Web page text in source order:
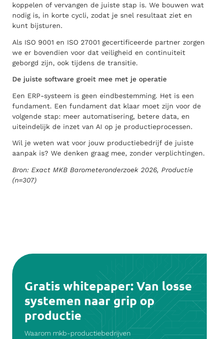
koppelen of vervangen de juiste stap is. We bouwen wat
nodig is, in korte cycli, zodat je snel resultaat ziet en
kunt bijsturen.
Als ISO 9001 en ISO 27001 gecertificeerde partner zorgen
we er bovendien voor dat veiligheid en continuiteit
geborgd zijn, ook tijdens de transitie.
De juiste software groeit mee met je operatie
Een ERP-systeem is geen eindbestemming. Het is een
fundament. Een fundament dat klaar moet zijn voor de
volgende stap: meer automatisering, betere data, en
uiteindelijk de inzet van AI op je productieprocessen.
Wil je weten wat voor jouw productiebedrijf de juiste
aanpak is? We denken graag mee, zonder verplichtingen.
Bron: Exact MKB Barometeronderzoek 2026, Productie
(n=307)
Gratis whitepaper: Van losse
systemen naar grip op
productie
Waarom mkb-productiebedrijven